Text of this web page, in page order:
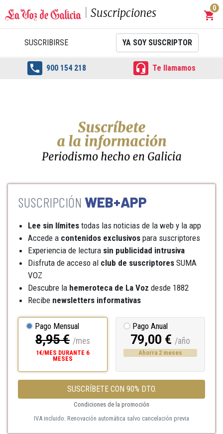
Suscripciones shopping_cart
0
SUSCRIBIRSE YA SOY SUSCRIPTOR
 900 154 218  Te llamamos
WEB+APP
Lee sin límites todas las noticias de la web y la app
Accede a contenidos exclusivos para suscriptores
Experiencia de lectura sin publicidad intrusiva
Disfruta de acceso al club de suscriptores SUMA
VOZ
Descubre la hemeroteca de La Voz desde 1882
Recibe newsletters informativas
Pago Mensual
8,95 € /mes
1€/MES DURANTE 6
MESES
Pago Anual
79,00 € /año
Ahorra 2 meses
SUSCRÍBETE CON 90% DTO.
Condiciones de la promoción
IVA incluido. Renovación automática salvo cancelación previa